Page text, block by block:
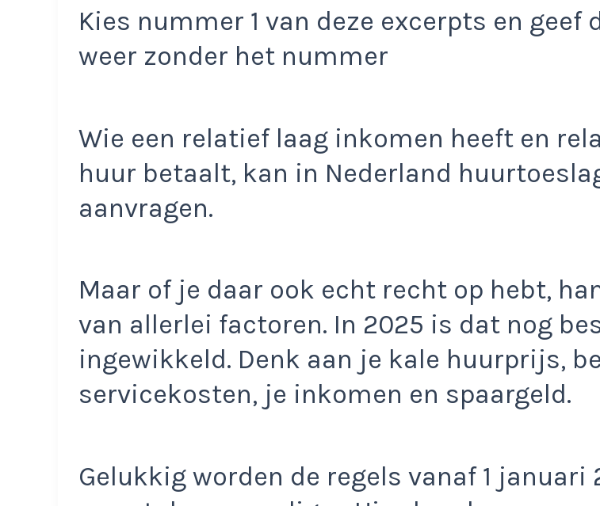
Kies nummer 1 van deze excerpts en geef
weer zonder het nummer
Wie een relatief laag inkomen heeft en
huur betaalt, kan in Nederland
aanvragen.
Maar of je daar ook echt recht op hebt,
van allerlei factoren. In 2025 is dat nog
ingewikkeld. Denk aan je kale huurprijs,
servicekosten, je inkomen en spaargeld.
Gelukkig worden de regels vanaf 1 januari